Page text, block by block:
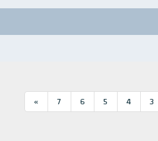
3
4
5
6
7
»